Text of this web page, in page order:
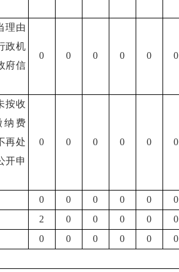
理由
政机
府信
0 0 0 0 0 0
按收
纳费
再处
开申
0 0 0 0 0 0
0 0 0 0 0
0
2 0 0 0 0
0
0 0 0 0 0
0